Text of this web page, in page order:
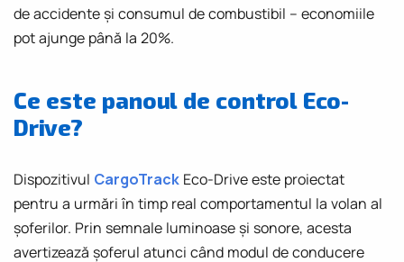
de accidente și consumul de combustibil – economiile
pot ajunge până la 20%.
Ce este panoul de control Eco-
Drive?
Dispozitivul CargoTrack Eco-Drive este proiectat
pentru a urmări în timp real comportamentul la volan al
șoferilor. Prin semnale luminoase și sonore, acesta
avertizează șoferul atunci când modul de conducere